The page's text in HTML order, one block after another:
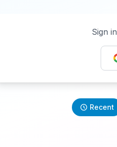
Sign
Recent